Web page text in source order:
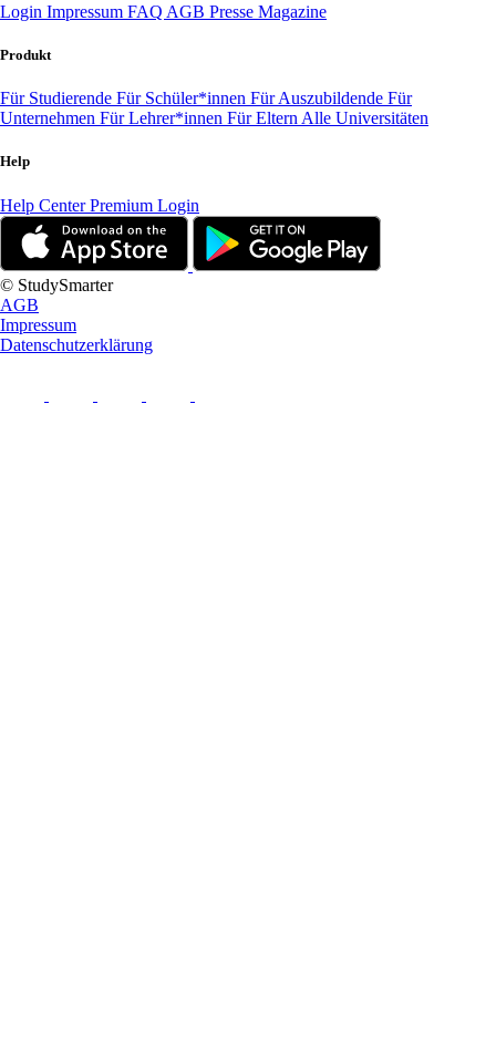
Login Impressum FAQ AGB Presse Magazine
Produkt
Für Studierende Für Schüler*innen Für Auszubildende Für
Unternehmen Für Lehrer*innen Für Eltern Alle Universitäten
Help
Help CenterPremium Login
© StudySmarter
AGB
Impressum
Datenschutzerklärung